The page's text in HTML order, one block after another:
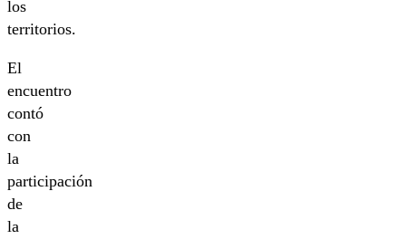
los
territorios.
El
encuentro
contó
con
la
participación
de
la